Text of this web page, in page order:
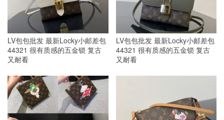
LV包包批发 最新Locky小邮差包
44321 很有质感的五金锁 复古
又耐看
LV包包批发 最新Locky小邮差包
44321 很有质感的五金锁 复古
又耐看